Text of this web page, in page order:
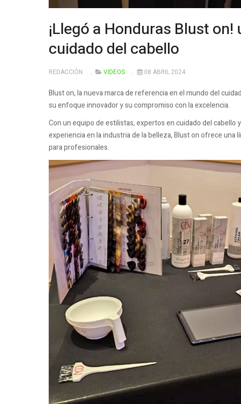
¡Llegó a Honduras Blust
cuidado del cabello
REDACCIÓN VIDEOS 08 ABRIL 2024
Blust on, la nueva marca de referencia en el mundo del
su enfoque innovador y su compromiso con la excelencia.
Con un equipo de estilistas, expertos en cuidado del
experiencia en la industria de la belleza, Blust on ofrece
para profesionales.